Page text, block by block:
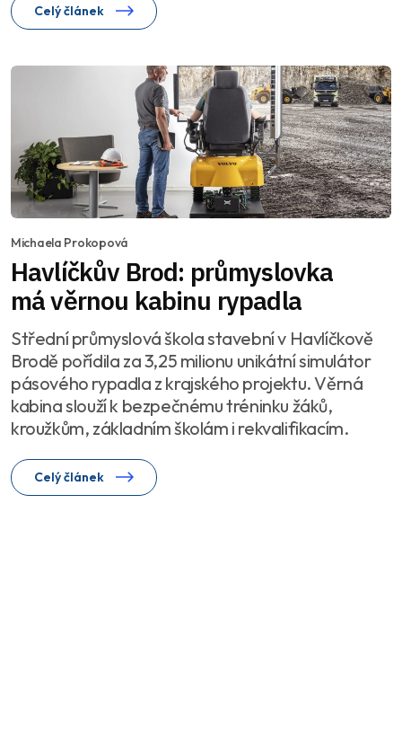
Celý článek
Michaela Prokopová
Havlíčkův Brod: průmyslovka
má věrnou kabinu rypadla
Střední průmyslová škola stavební v Havlíčkově
Brodě pořídila za 3,25 milionu unikátní simulátor
pásového rypadla z krajského projektu. Věrná
kabina slouží k bezpečnému tréninku žáků,
kroužkům, základním školám i rekvalifikacím.
Celý článek